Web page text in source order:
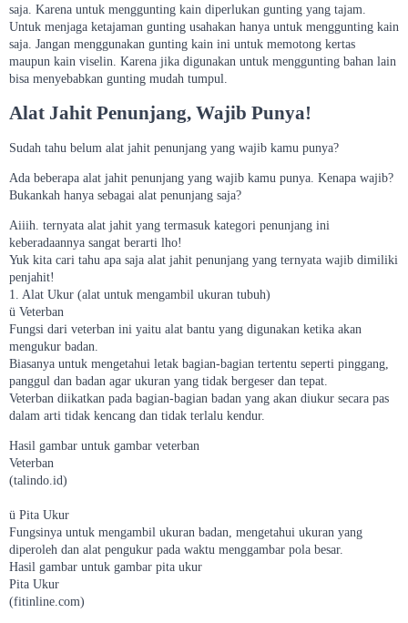
saja. Karena untuk menggunting kain diperlukan gunting yang tajam.
Untuk menjaga ketajaman gunting usahakan hanya untuk menggunting kain
saja. Jangan menggunakan gunting kain ini untuk memotong kertas
maupun kain viselin. Karena jika digunakan untuk menggunting bahan lain
bisa menyebabkan gunting mudah tumpul.
Alat Jahit Penunjang, Wajib Punya!
Sudah tahu belum alat jahit penunjang yang wajib kamu punya?
Ada beberapa alat jahit penunjang yang wajib kamu punya. Kenapa wajib?
Bukankah hanya sebagai alat penunjang saja?
Aiiih. ternyata alat jahit yang termasuk kategori penunjang ini
keberadaannya sangat berarti lho!
Yuk kita cari tahu apa saja alat jahit penunjang yang ternyata wajib dimiliki
penjahit!
1. Alat Ukur (alat untuk mengambil ukuran tubuh)
ü Veterban
Fungsi dari veterban ini yaitu alat bantu yang digunakan ketika akan
mengukur badan.
Biasanya untuk mengetahui letak bagian-bagian tertentu seperti pinggang,
panggul dan badan agar ukuran yang tidak bergeser dan tepat.
Veterban diikatkan pada bagian-bagian badan yang akan diukur secara pas
dalam arti tidak kencang dan tidak terlalu kendur.
Hasil gambar untuk gambar veterban
Veterban
(talindo.id)
ü Pita Ukur
Fungsinya untuk mengambil ukuran badan, mengetahui ukuran yang
diperoleh dan alat pengukur pada waktu menggambar pola besar.
Hasil gambar untuk gambar pita ukur
Pita Ukur
(fitinline.com)